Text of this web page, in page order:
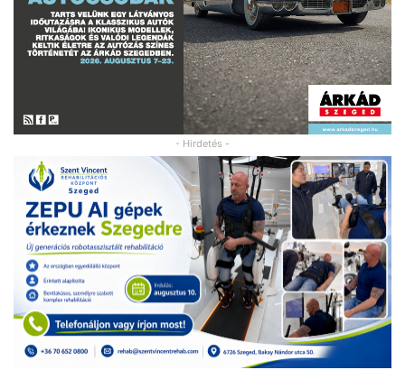
- Hirdetés -